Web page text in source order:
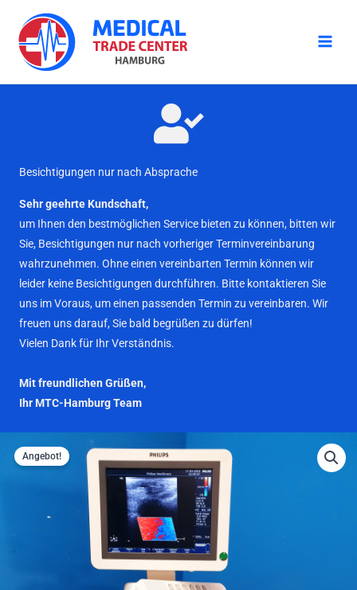
Inhalt
springen
Besichtigungen nur nach Absprache
Sehr geehrte Kundschaft,
um Ihnen den bestmöglichen Service bieten zu können, bitten wir
Sie, Besichtigungen nur nach vorheriger Terminvereinbarung
wahrzunehmen. Ohne einen vereinbarten Termin können wir
leider keine Besichtigungen durchführen. Bitte kontaktieren Sie
uns im Voraus, um einen passenden Termin zu vereinbaren. Wir
freuen uns darauf, Sie bald begrüßen zu dürfen!
Vielen Dank für Ihr Verständnis.
Mit freundlichen Grüßen,
Ihr MTC-Hamburg Team
Angebot!